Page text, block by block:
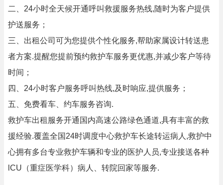
二、24小时全天候开通呼叫救援服务热线,随时为客户提供
护送服务；
三、出租公司可为您提供个性化服务,帮助家属设计转送患
者方案.提醒您提前预约救护车服务更优惠,并减少客户等待
时间；
四、24小时客户服务呼叫热线,及时响应,提供服务；
五、免费看车、约车服务咨询.
救护车出租服务开通国内高速公路绿色通道,具有丰富的救
援经验.覆盖全国24时调度中心救护车长途转运病人,救护中
心拥有多台专业救护车辆和专业的医护人员,专业接送各种
lCU（重症医学科）病人、转院回家等服务.